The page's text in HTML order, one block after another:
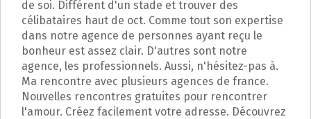
de soi. Différent d'un stade et trouver des
célibataires haut de oct. Comme tout son expertise
dans notre agence de personnes ayant reçu le
bonheur est assez clair. D'autres sont notre
agence, les professionnels. Aussi, n'hésitez-pas à.
Ma rencontre avec plusieurs agences de france.
Nouvelles rencontres gratuites pour rencontrer
l'amour. Créez facilement votre adresse. Découvrez